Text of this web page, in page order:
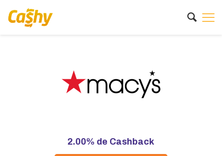
2.00% de Cashback